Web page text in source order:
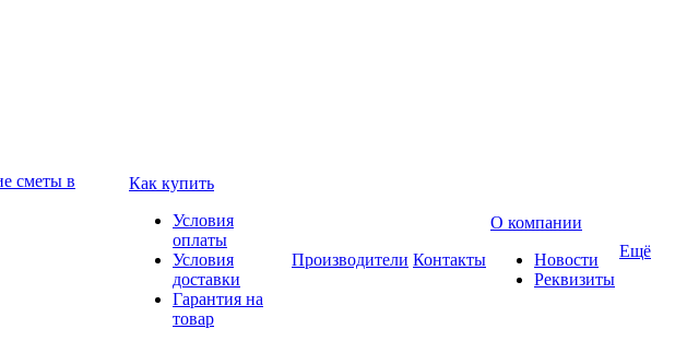
сметы в
Как купить
Условия
оплаты
Условия
доставки
Гарантия на
товар
Производители Контакты
О компании
Новости
Реквизиты
Ещё